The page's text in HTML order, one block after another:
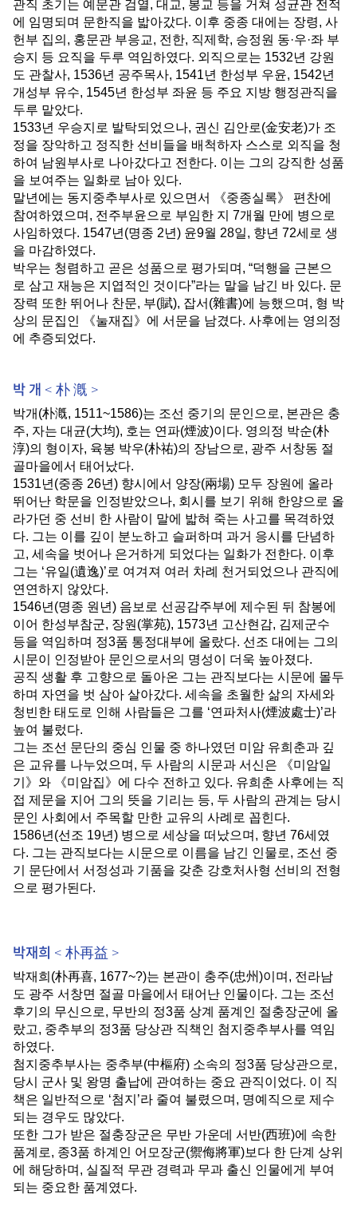
관직 초기는 예문관 검열, 대교, 봉교 등을 거쳐 성균관 전적
에 임명되며 문한직을 밟아갔다. 이후 중종 대에는 장령, 사
헌부 집의 , 홍문관 부응교, 전한, 직제학, 승정원 동·우·좌 부
승지 등 요직을 두루 역임하였다. 외직으로는 1532년 강원
도 관찰사, 1536년 공주목사, 1541년 한성부 우윤, 1542년
개성부 유수, 1545년 한성부 좌윤 등 주요 지방 행정관직을
두루 맡았다.
1533년 우승지로 발탁되었으나, 권신 김안로(金安老)가 조
정을 장악하고 정직한 선비들을 배척하자 스스로 외직을 청
하여 남원부사로 나아갔다고 전한다. 이는 그의 강직한 성품
을 보여주는 일화로 남아 있다.
말년에는 동지중추부사로 있으면서
《중종실록》 편찬에
참여하였으며 , 전주부윤으로 부임한 지 7개월 만에 병으로
사임하였다. 1547년 (명종 2년) 윤9월 28일, 향년 72세로 생
을 마감하였다.
박우는 청렴하고 곧은 성품으로 평가되며 , “덕행을 근본으
로 삼고 재능은 지엽적인 것이다”라는 말을 남긴 바 있다. 문
장력 또한 뛰어나 찬문, 부(賦), 잡서 (雜書)에 능했으며 , 형 박
상의 문집인
《눌재집》 에 서문을 남겼다. 사후에는 영의정
에 추증되었다.
박 개 < 朴 漑 >
박개 (朴漑, 1511~1586)는 조선 중기의 문인으로, 본관은 충
주, 자는 대균(大均), 호는 연파(煙波)이다. 영의정 박순(朴
淳)의 형이자, 육봉 박우(朴祐)의 장남으로, 광주 서창동 절
골마을에서 태어났다.
1531년 (중종 26년) 향시에서 양장(兩場) 모두 장원에 올라
뛰어난 학문을 인정받았으나, 회시를 보기 위해 한양으로 올
라가던 중 선비 한 사람이 말에 밟혀 죽는 사고를 목격하였
다. 그는 이를 깊이 분노하고 슬퍼하며 과거 응시를 단념하
고, 세속을 벗어나 은거하게 되었다는 일화가 전한다. 이후
그는 ‘유일(遺逸)’로 여겨져 여러 차례 천거되었으나 관직에
연연하지 않았다.
1546년 (명종 원년) 음보로 선공감주부에 제수된 뒤 참봉에
이어 한성부참군, 장원 (掌苑), 1573년 고산현감, 김제군수
등을 역임하며 정3품 통정대부에 올랐다. 선조 대에는 그의
시문이 인정받아 문인으로서의 명성이 더욱 높아졌다.
공직 생활 후 고향으로 돌아온 그는 관직보다는 시문에 몰두
하며 자연을 벗 삼아 살아갔다. 세속을 초월한 삶의 자세와
청빈한 태도로 인해 사람들은 그를 ‘연파처사(煙波處士)’라
높여 불렀다.
그는 조선 문단의 중심 인물 중 하나였던 미암 유희춘과 깊
은 교유를 나누었으며 , 두 사람의 시문과 서신은 《미암일
기 》 와 《미암집》 에 다수 전하고 있다. 유희춘 사후에는 직
접 제문을 지어 그의 뜻을 기리는 등, 두 사람의 관계는 당시
문인 사회에서 주목할 만한 교유의 사례로 꼽힌다.
1586년 (선조 19년) 병으로 세상을 떠났으며 , 향년 76세였
다. 그는 관직보다는 시문으로 이름을 남긴 인물로, 조선 중
기 문단에서 서정성과 기품을 갖춘 강호처사형 선비의 전형
으로 평가된다.
박재희 < 朴再益 >
박재희 (朴再喜, 1677~?)는 본관이 충주(忠州)이며 , 전라남
도 광주 서창면 절골 마을에서 태어난 인물이다. 그는 조선
후기의 무신으로, 무반의 정3품 상계 품계인 절충장군에 올
랐고, 중추부의 정3품 당상관 직책인 첨지중추부사를 역임
하였다.
첨지중추부사는 중추부(中樞府) 소속의 정3품 당상관으로,
당시 군사 및 왕명 출납에 관여하는 중요 관직이었다. 이 직
책은 일반적으로 ‘첨지 ’라 줄여 불렸으며 , 명예직으로 제수
되는 경우도 많았다.
또한 그가 받은 절충장군은 무반 가운데 서반(西班)에 속한
품계로, 종3품 하계인 어모장군(禦侮將軍)보다 한 단계 상위
에 해당하며 , 실질적 무관 경력과 무과 출신 인물에게 부여
되는 중요한 품계였다.